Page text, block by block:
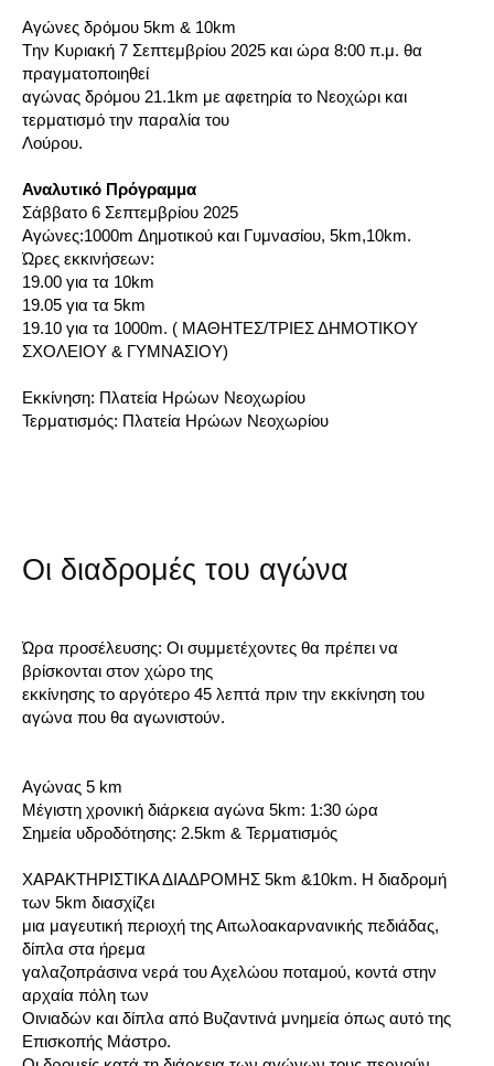
Αγώνες δρόμου 5km & 10km
Tην Κυριακή 7 Σεπτεμβρίου 2025 και ώρα 8:00 π.μ. θα
πραγματοποιηθεί
αγώνας δρόμου 21.1km με αφετηρία το Νεοχώρι και
τερματισμό την παραλία του
Λούρου.
Αναλυτικό Πρόγραμμα
Σάββατο 6 Σεπτεμβρίου 2025
Αγώνες:1000m Δημοτικού και Γυμνασίου, 5km,10km.
Ώρες εκκινήσεων:
19.00 για τα 10km
19.05 για τα 5km
19.10 για τα 1000m. ( ΜΑΘΗΤΕΣ/ΤΡΙΕΣ ΔΗΜΟΤΙΚΟΥ
ΣΧΟΛΕΙΟΥ & ΓΥΜΝΑΣΙΟΥ)
Εκκίνηση: Πλατεία Ηρώων Νεοχωρίου
Τερματισμός: Πλατεία Ηρώων Νεοχωρίου
Οι διαδρομές του αγώνα
Ώρα προσέλευσης: Οι συμμετέχοντες θα πρέπει να
βρίσκονται στον χώρο της
εκκίνησης το αργότερο 45 λεπτά πριν την εκκίνηση του
αγώνα που θα αγωνιστούν.
Αγώνας 5 km
Μέγιστη χρονική διάρκεια αγώνα 5km: 1:30 ώρα
Σημεία υδροδότησης: 2.5km & Τερματισμός
ΧΑΡΑΚΤΗΡΙΣΤΙΚΑ ΔΙΑΔΡΟΜΗΣ 5km &10km. Η διαδρομή
των 5km διασχίζει
μια μαγευτική περιοχή της Αιτωλοακαρνανικής πεδιάδας,
δίπλα στα ήρεμα
γαλαζοπράσινα νερά του Αχελώου ποταμού, κοντά στην
αρχαία πόλη των
Οινιαδών και δίπλα από Βυζαντινά μνημεία όπως αυτό της
Επισκοπής Μάστρο.